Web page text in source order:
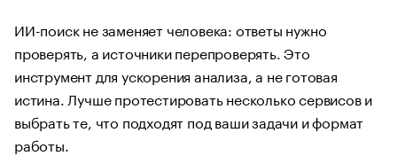
ИИ-поиск не заменяет человека: ответы нужно
проверять, а источники перепроверять. Это
инструмент для ускорения анализа, а не готовая
истина. Лучше протестировать несколько сервисов и
выбрать те, что подходят под ваши задачи и формат
работы.